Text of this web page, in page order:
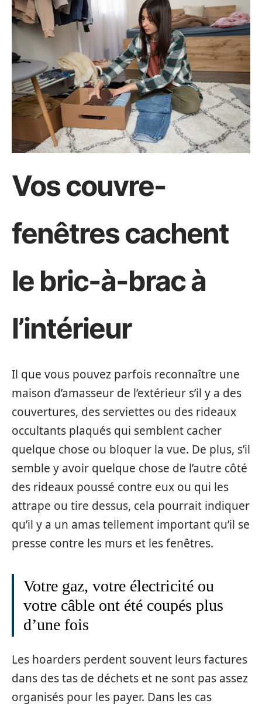
Vos couvre-
fenêtres cachent
le bric-à-brac à
l’intérieur
Il que vous pouvez parfois reconnaître une
maison d’amasseur de l’extérieur s’il y a des
couvertures, des serviettes ou des rideaux
occultants plaqués qui semblent cacher
quelque chose ou bloquer la vue. De plus, s’il
semble y avoir quelque chose de l’autre côté
des rideaux poussé contre eux ou qui les
attrape ou tire dessus, cela pourrait indiquer
qu’il y a un amas tellement important qu’il se
presse contre les murs et les fenêtres.
Votre gaz, votre électricité ou
votre câble ont été coupés plus
d’une fois
Les hoarders perdent souvent leurs factures
dans des tas de déchets et ne sont pas assez
organisés pour les payer. Dans les cas